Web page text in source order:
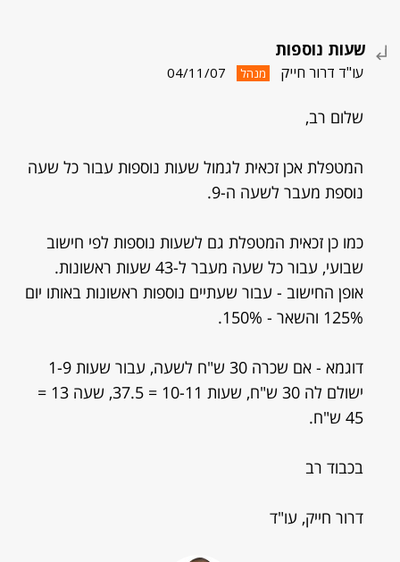
שעות נוספות
עו"ד דרור חייק מנהל 04/11/07
שלום רב,
המטפלת אכן זכאית לגמול שעות נוספות עבור כל שעה
נוספת מעבר לשעה ה-9.
כמו כן זכאית המטפלת גם לשעות נוספות לפי חישוב
שבועי, עבור כל שעה מעבר ל-43 שעות ראשונות.
אופן החישוב - עבור שעתיים נוספות ראשונות באותו יום
125% והשאר - 150%.
דוגמא - אם שכרה 30 ש"ח לשעה, עבור שעות 1-9
ישולם לה 30 ש"ח, שעות 10-11 = 37.5, שעה 13 =
45 ש"ח.
בכבוד רב
דרור חייק, עו"ד